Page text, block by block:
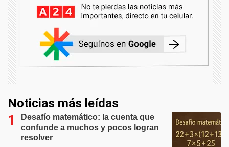
Noticias más leídas
Desafío matemático: la cuenta que
confunde a muchos y pocos logran
resolver